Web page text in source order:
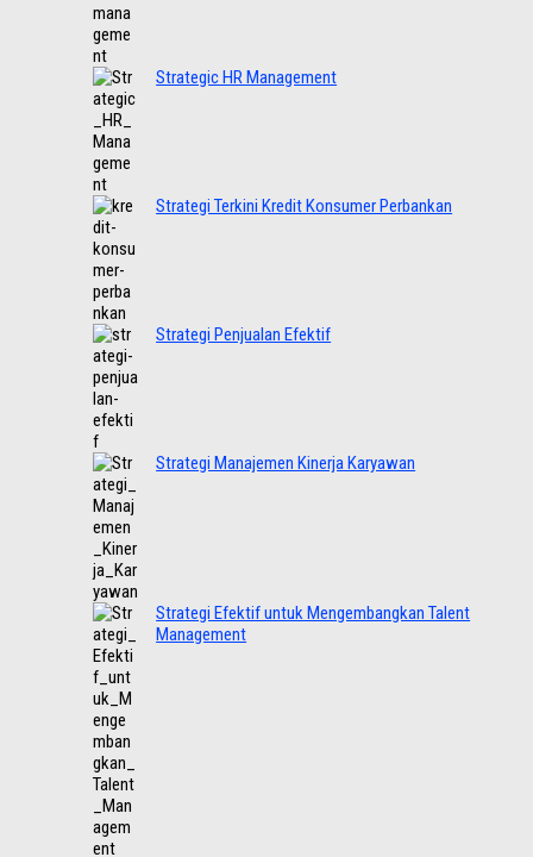
Strategic HR Management
Strategi Terkini Kredit Konsumer Perbankan
Strategi Penjualan Efektif
Strategi Manajemen Kinerja Karyawan
Strategi Efektif untuk Mengembangkan Talent
Management